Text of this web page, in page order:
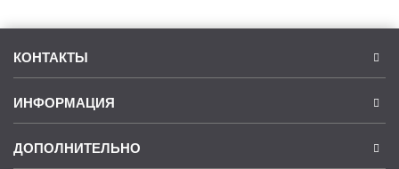
КОНТАКТЫ
ИНФОРМАЦИЯ
ДОПОЛНИТЕЛЬНО